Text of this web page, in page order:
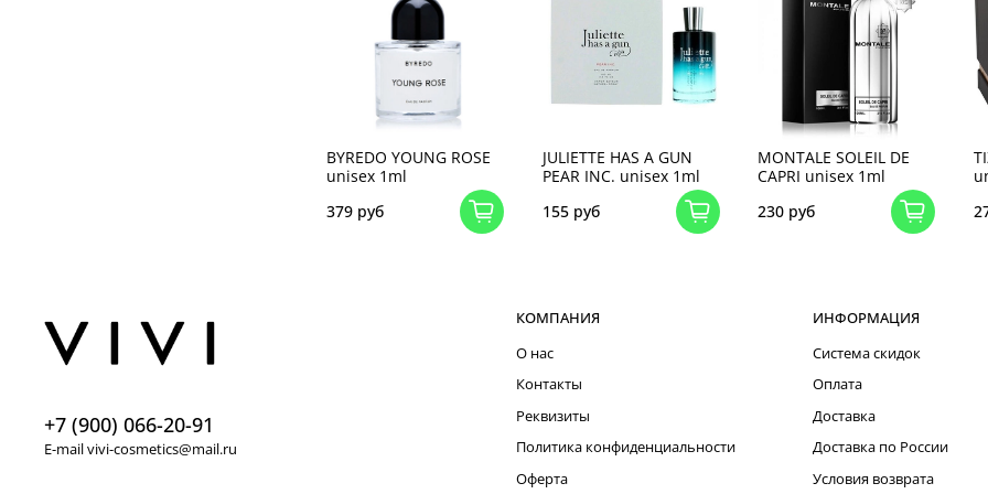
BYREDO YOUNG ROSE
unisex 1ml
379 руб
JULIETTE HAS A GUN
PEAR INC. unisex 1ml
155 руб
MONTALE SOLEIL DE
CAPRI unisex 1ml
230 руб
КОМПАНИЯ
О нас
Контакты
Реквизиты
Политика конфиденциальности
Оферта
ИНФОРМАЦИЯ
Система скидок
Оплата
Доставка
Доставка по России
Условия возврата
+7 (900) 066-20-91
E-mail vivi-cosmetics@mail.ru